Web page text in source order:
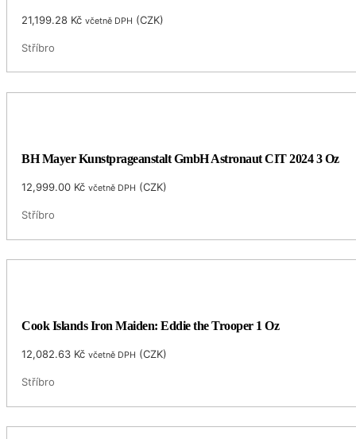
21,199.28 Kč včetně DPH (CZK)
Stříbro
BH Mayer Kunstprageanstalt GmbH Astronaut CIT 2024 3 Oz
12,999.00 Kč včetně DPH (CZK)
Stříbro
Cook Islands Iron Maiden: Eddie the Trooper 1 Oz
12,082.63 Kč včetně DPH (CZK)
Stříbro